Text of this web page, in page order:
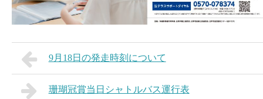
9月18日の発走時刻について
珊瑚冠賞当日シャトルバス運行表